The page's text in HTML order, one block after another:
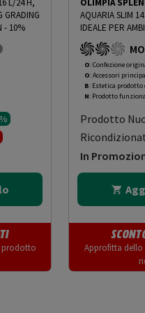
L/24 H,
GRADING
- 10%
da
prodotto
OLIMPIA
AQUARIA SLIM
IDEALE PER
TOUCH - PRMG
GRADING OOBN
O: Confezione
O: Accessori
B: Estetica
N: Prodotto
Prodotto
In
Approfitta